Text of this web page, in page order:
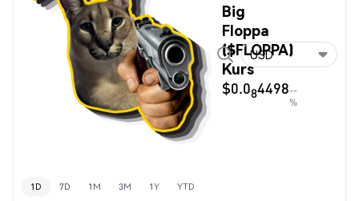
Big
Floppa
($FLOPPA)
Kurs
$0.084498--
%
USD
1D 7D 1M 3M 1Y YTD